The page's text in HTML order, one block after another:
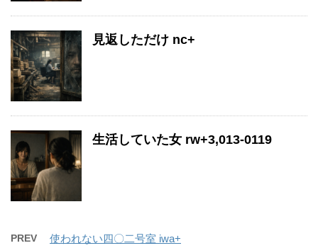
見返しただけ nc+
生活していた女 rw+3,013-0119
PREV 使われない四〇二号室 iwa+